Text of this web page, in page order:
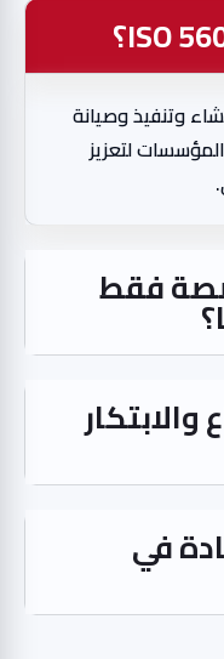
وتنفيذ وصيانة
لتعزيز
فقط
والابتكار
في